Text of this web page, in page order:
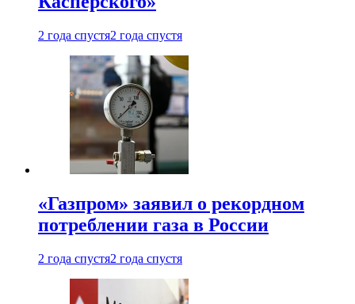
2 года спустя2 года спустя
«Газпром» заявил о рекордном
потреблении газа в России
2 года спустя2 года спустя